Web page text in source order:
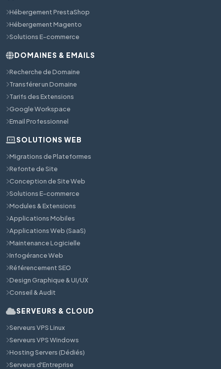
Hébergement PrestaShop
Hébergement Magento
Solutions E-commerce
DOMAINES & EMAILS
Recherche de Domaine
Transférer un Domaine
Tarifs des Extensions
Google Workspace
Email Professionnel
SOLUTIONS WEB
Migrations de Plateformes
Refonte de Site
Conception de Site Web
Solutions E-commerce
Modules & Extensions
Applications Mobiles
Applications Web (SaaS)
Maintenance Logicielle
Infogérance Web
Référencement SEO
Design Graphique & UI/UX
Conseil & Audit
SERVEURS & CLOUD
Serveurs VPS Linux
Serveurs VPS Windows
Hosting Servers (Dédiés)
Serveurs d'Entreprise